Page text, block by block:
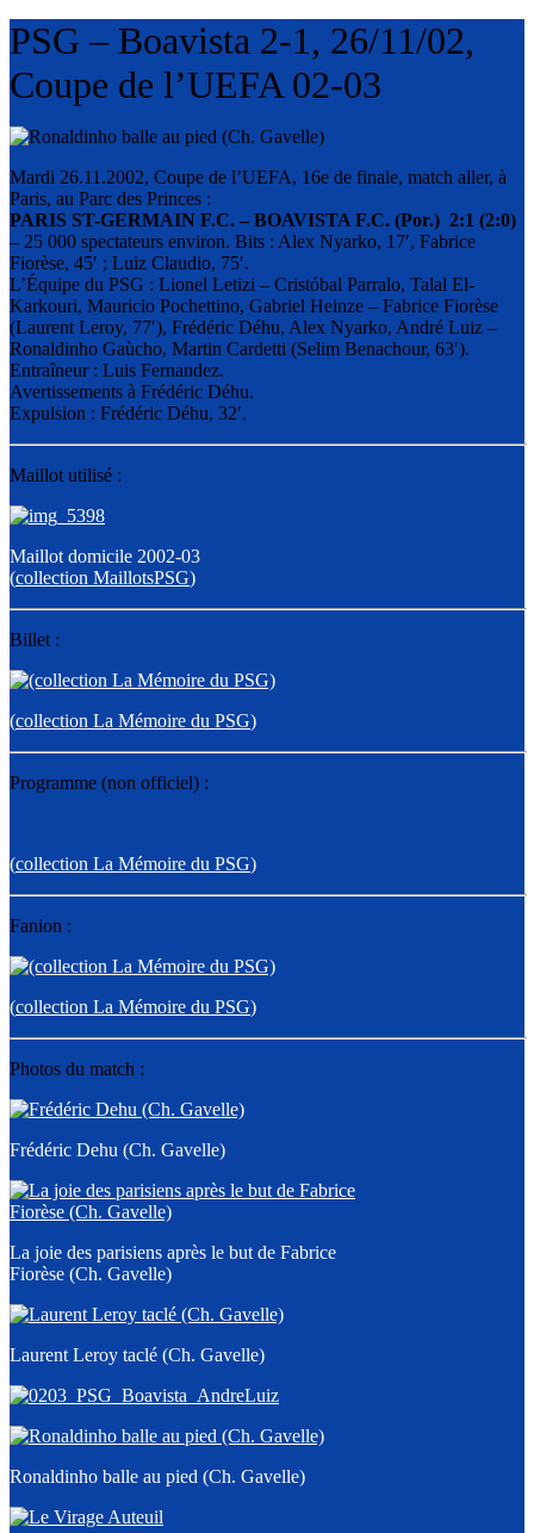
PSG – Boavista 2-1, 26/11/02,
Coupe de l’UEFA 02-03
Mardi 26.11.2002, Coupe de l’UEFA, 16e de finale, match aller, à
Paris, au Parc des Princes :
PARIS ST-GERMAIN F.C. – BOAVISTA F.C. (Por.) 2:1 (2:0)
– 25 000 spectateurs environ. Bits : Alex Nyarko, 17′, Fabrice
Fiorèse, 45′ ; Luiz Claudio, 75′.
L’Équipe du PSG : Lionel Letizi – Cristóbal Parralo, Talal El-
Karkouri, Mauricio Pochettino, Gabriel Heinze – Fabrice Fiorèse
(Laurent Leroy, 77′), Frédéric Déhu, Alex Nyarko, André Luiz –
Ronaldinho Gaùcho, Martin Cardetti (Selim Benachour, 63′).
Entraîneur : Luis Fernandez.
Avertissements à Frédéric Déhu.
Expulsion : Frédéric Déhu, 32′.
Maillot utilisé :
Maillot domicile 2002-03
(collection MaillotsPSG)
Billet :
(collection La Mémoire du PSG)
Programme (non officiel) :
(collection La Mémoire du PSG)
Fanion :
(collection La Mémoire du PSG)
Photos du match :
Frédéric Dehu (Ch. Gavelle)
La joie des parisiens après le but de Fabrice
Fiorèse (Ch. Gavelle)
Laurent Leroy taclé (Ch. Gavelle)
Ronaldinho balle au pied (Ch. Gavelle)